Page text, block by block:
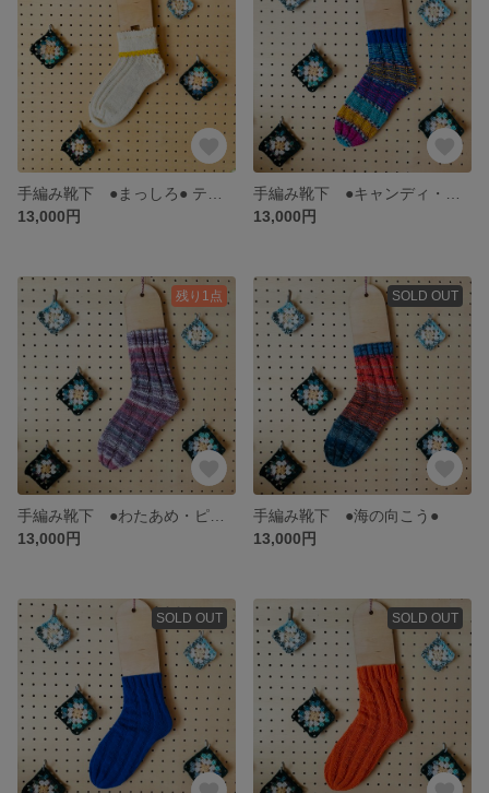
13,000円
13,000円
残り1点
13,000円
SOLD OUT
手編み靴下 ●海の向こう●
13,000円
SOLD OUT SOLD OUT